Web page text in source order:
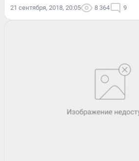
21 сентября, 2018, 20:05 8 364 9